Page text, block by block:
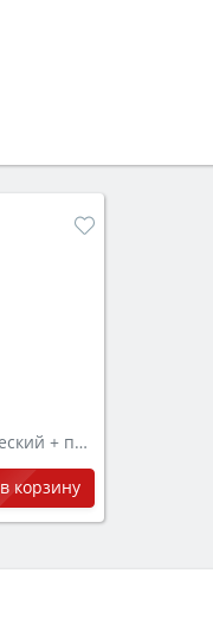
Духовой шкаф электрический + пар
в корзину